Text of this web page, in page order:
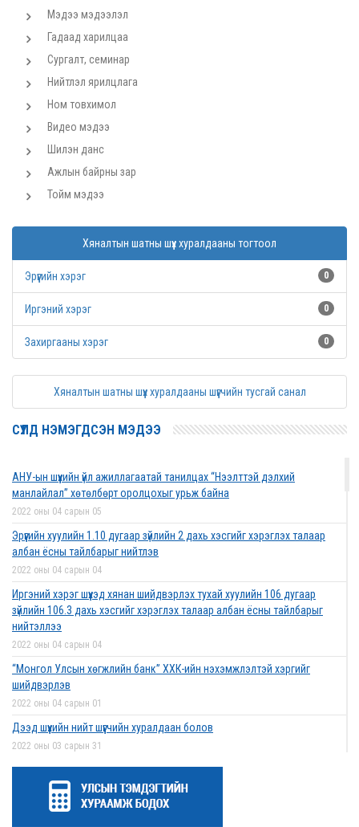
Мэдээ мэдээлэл
Гадаад харилцаа
Сургалт, семинар
Нийтлэл ярилцлага
Ном товхимол
Видео мэдээ
Шилэн данс
Ажлын байрны зар
Тойм мэдээ
Хяналтын шатны шүүх хуралдааны тогтоол
Эрүүгийн хэрэг 0
Иргэний хэрэг 0
Захиргааны хэрэг 0
Хяналтын шатны шүүх хуралдааны шүүгчийн тусгай санал
СҮҮЛД НЭМЭГДСЭН МЭДЭЭ
АНУ-ын шүүхийн үйл ажиллагаатай танилцах “Нээлттэй дэлхий
манлайлал” хөтөлбөрт оролцохыг урьж байна
2022 оны 04 сарын 05
Эрүүгийн хуулийн 1.10 дугаар зүйлийн 2 дахь хэсгийг хэрэглэх талаар
албан ёсны тайлбарыг нийтлэв
2022 оны 04 сарын 04
Иргэний хэрэг шүүхэд хянан шийдвэрлэх тухай хуулийн 106 дугаар
зүйлийн 106.3 дахь хэсгийг хэрэглэх талаар албан ёсны тайлбарыг
нийтэллээ
2022 оны 04 сарын 04
“Монгол Улсын хөгжлийн банк” ХХК-ийн нэхэмжлэлтэй хэргийг
шийдвэрлэв
2022 оны 04 сарын 01
Дээд шүүхийн нийт шүүгчийн хуралдаан болов
2022 оны 03 сарын 31
Нээлттэй ажлын байрны зар
2022 оны 03 сарын 31
Д.Гүрсоронз нарт холбогдох хэргийг хяналтын шатны шүүх хуралдаанаар